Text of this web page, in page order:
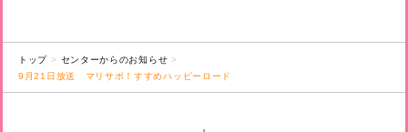
トップ
センターからのお知らせ
9月21日放送 マリサポ！すすめハッピーロード